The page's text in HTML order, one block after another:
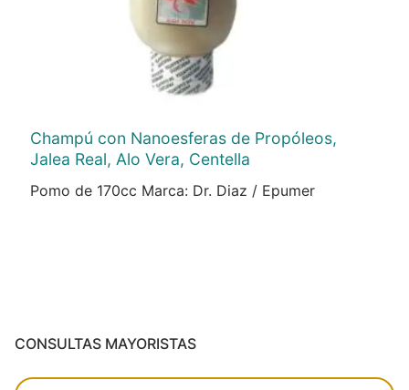
Champú con Nanoesferas de Propóleos,
Jalea Real, Alo Vera, Centella
Pomo de 170cc Marca: Dr. Diaz / Epumer
CONSULTAS MAYORISTAS